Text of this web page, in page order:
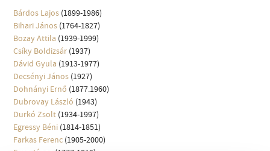
Bárdos Lajos (1899-1986)
Bihari János (1764-1827)
Bozay Attila (1939-1999)
Csíky Boldizsár (1937)
Dávid Gyula (1913-1977)
Decsényi János (1927)
Dohnányi Ernő (1877.1960)
Dubrovay László (1943)
Durkó Zsolt (1934-1997)
Egressy Béni (1814-1851)
Farkas Ferenc (1905-2000)